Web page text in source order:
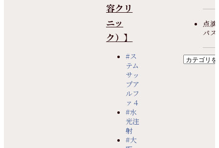
容クリ
ニッ
ク）】
#ス
テム
サッ
プア
ルフ
ァ４
#水
光注
射
#大
点滴
パス